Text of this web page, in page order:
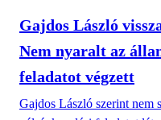
Gajdos László
Nem nyaralt az
feladatot végzett
Gajdos László szerint nem